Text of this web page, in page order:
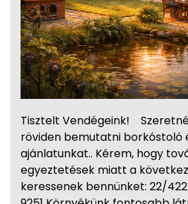
Tisztelt Vendégeink!
röviden bemutatni borkóstoló
ajánlatunkat.. Kérem, hogy
egyeztetések miatt a
keressenek bennünket: 22/